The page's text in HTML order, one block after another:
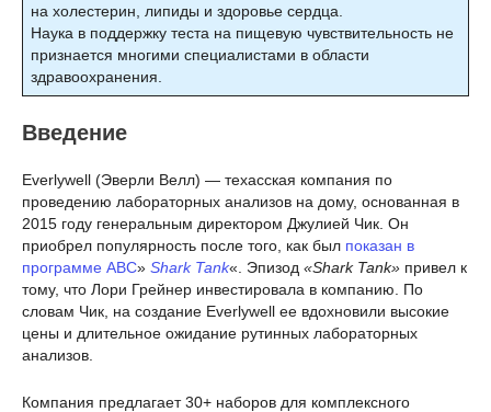
на холестерин, липиды и здоровье сердца.
Наука в поддержку теста на пищевую чувствительность не
признается многими специалистами в области
здравоохранения.
Введение
Everlywell (Эверли Велл) — техасская компания по
проведению лабораторных анализов на дому, основанная в
2015 году генеральным директором Джулией Чик. Он
приобрел популярность после того, как был показан в
программе ABC» Shark Tank«. Эпизод «Shark Tank» привел к
тому, что Лори Грейнер инвестировала в компанию. По
словам Чик, на создание Everlywell ее вдохновили высокие
цены и длительное ожидание рутинных лабораторных
анализов.
Компания предлагает 30+ наборов для комплексного